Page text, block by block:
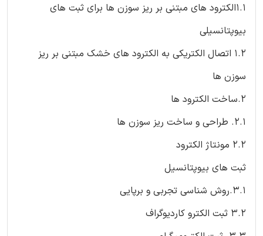
1.1الکترود های مبتنی بر ریز سوزن ها برای ثبت های
بیوپتانسیلی
1.2 اتصال الکتریکی به الکترود های خشک مبتنی بر ریز
سوزن ها
2.ساخت الکترود ها
2.1. طراحی و ساخت ریز سوزن ها
2.2 مونتاژ الکترود
ثبت های بیوپتانسیل
3.1.روش شناسی تجربی و برپایی
3.2 ثبت الکترو کاردیوگراف